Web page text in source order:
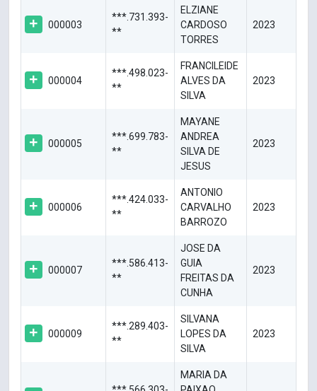
000003
***.731.393-
**
ELZIANE
CARDOSO
TORRES
2023
000004
***.498.023-
**
FRANCILEIDE
ALVES DA
SILVA
2023
000005
***.699.783-
**
MAYANE
ANDREA
SILVA DE
JESUS
2023
000006
***.424.033-
**
ANTONIO
CARVALHO
BARROZO
2023
000007
***.586.413-
**
JOSE DA
GUIA
FREITAS DA
CUNHA
2023
000009
***.289.403-
**
SILVANA
LOPES DA
SILVA
2023
MARIA DA